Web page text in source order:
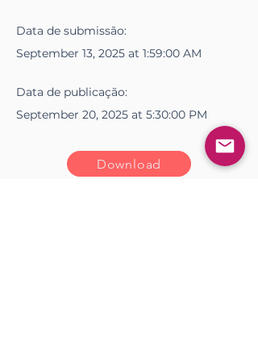
Data de submissão:
September 13, 2025 at 1:59:00 AM
Data de publicação:
September 20, 2025 at 5:30:00 PM
Download